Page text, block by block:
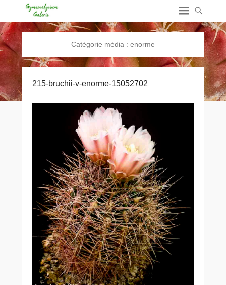
Catégorie média : enorme
215-bruchii-v-enorme-15052702